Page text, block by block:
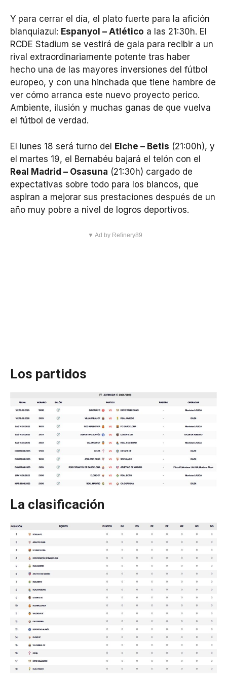
Y para cerrar el día, el plato fuerte para la afición
blanquiazul: Espanyol – Atlético a las 21:30h. El
RCDE Stadium se vestirá de gala para recibir a un
rival extraordinariamente potente tras haber
hecho una de las mayores inversiones del fútbol
europeo, y con una hinchada que tiene hambre de
ver cómo arranca este nuevo proyecto perico.
Ambiente, ilusión y muchas ganas de que vuelva
el fútbol de verdad.
El lunes 18 será turno del Elche – Betis (21:00h), y
el martes 19, el Bernabéu bajará el telón con el
Real Madrid – Osasuna (21:30h) cargado de
expectativas sobre todo para los blancos, que
aspiran a mejorar sus prestaciones después de un
año muy pobre a nivel de logros deportivos.
▼ Ad by Refinery89
Los partidos
La clasificación